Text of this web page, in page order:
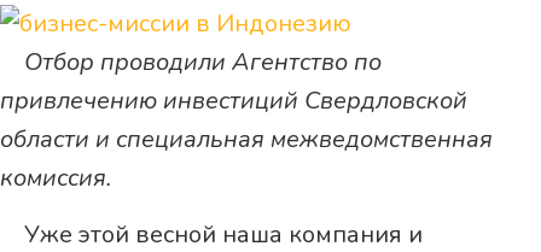
Отбор проводили Агентство по
привлечению инвестиций Свердловской
области и специальная межведомственная
комиссия.
Уже этой весной наша компания и